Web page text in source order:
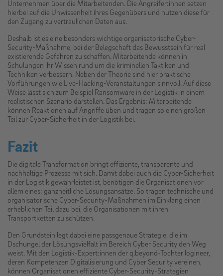
Unternehmen über die Mitarbeitenden. Die Angreifer:innen setzen
hierbei auf die Unwissenheit ihres Gegenübers und nutzen diese für
den Zugang zu vertraulichen Daten aus.
Deshalb ist es eine besonders wichtige organisatorische Cyber-
Security-Maßnahme, bei der Belegschaft das Bewusstsein für real
existierende Gefahren zu schaffen. Mitarbeitende können in
Schulungen ihr Wissen rund um die kriminellen Taktiken und
Techniken verbessern. Neben der Theorie sind hier praktische
Vorführungen wie Live-Hacking-Veranstaltungen sinnvoll. Auf diese
Weise lässt sich zum Beispiel Ransomware in der Logistik in einem
realistischen Szenario darstellen. Das Ergebnis: Mitarbeitende
können Reaktionen auf Angriffe üben und tragen so einen großen
Teil zur Cyber-Sicherheit in der Logistik bei.
Fazit
Die digitale Transformation bringt effiziente, transparente und
nachhaltige Prozesse mit sich. Damit dabei auch die Cyber-Sicherheit
in der Logistik gewährleistet ist, benötigen die Organisationen vor
allem eines: ganzheitliche Lösungsansätze. So tragen technische und
organisatorische Cyber-Security-Maßnahmen im Einklang einen
erheblichen Teil dazu bei, die Organisationen mit ihren
Transportketten zu schützen.
Den Grundstein legt dabei eine passgenaue Strategie, die im
Dschungel der Lösungsvielfalt im Bereich Cyber Security den Weg
weist. Mit den Logistik-Expert:innen der q.beyond-Tochter logineer,
deren Kompetenzen Digitalisierung und Cyber Security vereinen,
können Organisationen effiziente Cyber-Security-Strategien